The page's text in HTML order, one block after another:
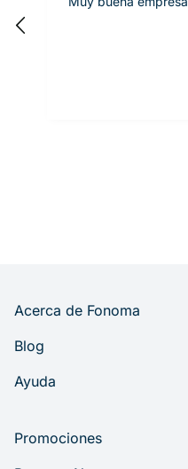
Acerca de Fonoma
Blog
Ayuda
Promociones